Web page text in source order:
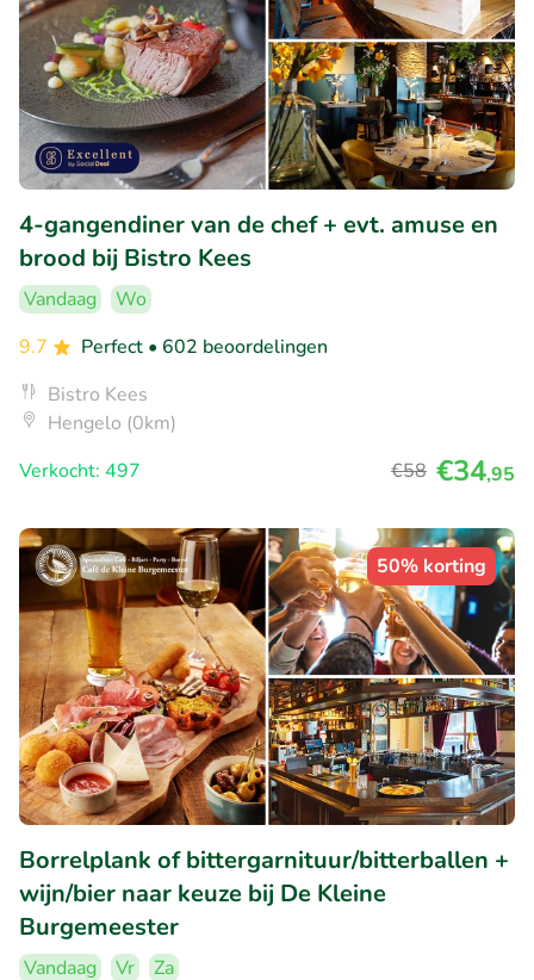
4-gangendiner van de chef + evt. amuse en
brood bij Bistro Kees
Vandaag
Wo
9.7
Perfect • 602 beoordelingen
Bistro Kees
Hengelo (0km)
Verkocht: 497
€58 €34,95
50% korting
Borrelplank of bittergarnituur/bitterballen +
wijn/bier naar keuze bij De Kleine
Burgemeester
Vandaag Vr Za